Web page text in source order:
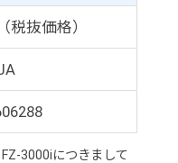
税抜価格）
3000iにつきまして